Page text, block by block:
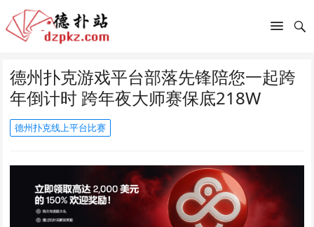
德州扑克游戏平台部落先锋陪您一起跨
年倒计时 跨年夜大师赛保底218W
德州扑克线上平台比赛